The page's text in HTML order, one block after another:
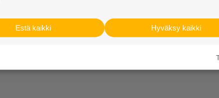
Hyväksy kaikki
Estä kaikki